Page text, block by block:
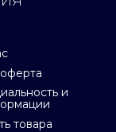
и
товара